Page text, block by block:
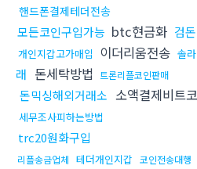
핸드폰결제테더전송
모든코인구입가능 btc현금화 검
개인지갑고가매입 이더리움전송 솔
래 돈세탁방법 트론리플코인판매
돈믹싱해외거래소 소액결제비트
세무조사피하는방법
trc20원화구입
리플송금업체 테더개인지갑 코인전송대행